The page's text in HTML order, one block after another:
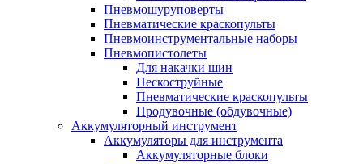
Пневмошуруповерты
Пневматические краскопульты
Пневмоинструментальные наборы
Пневмопистолеты
Для накачки шин
Пескоструйные
Пневматические краскопульты
Продувочные (обдувочные)
Аккумуляторный инструмент
Аккумуляторы для инструмента
Аккумуляторные блоки